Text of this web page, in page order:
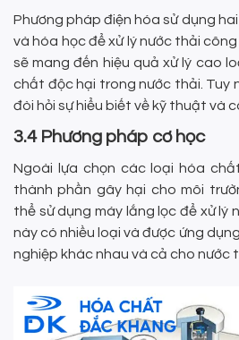
Phương pháp điện hóa sử dụng
và hóa học để xử lý nước thải
sẽ mang đến hiệu quả xử lý cao
chất độc hại trong nước thải. Tuy
đòi hỏi sự hiểu biết về kỹ thuật và
3.4 Phương pháp cơ học
Ngoài lựa chọn các loại hóa
thành phần gây hại cho môi
thể sử dụng máy lắng lọc để xử lý
này có nhiều loại và được ứng
nghiệp khác nhau và cả cho nước